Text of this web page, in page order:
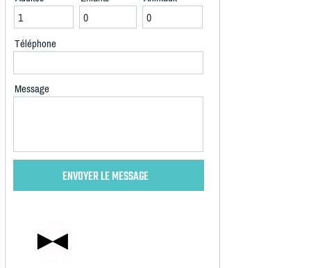
Téléphone
Message